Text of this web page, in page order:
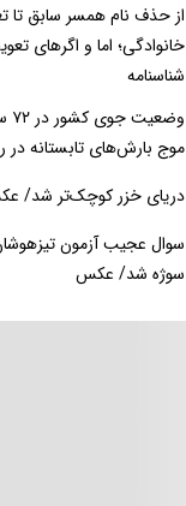
از حذف نام همسر سابق تا
خانوادگی؛ اما و اگرهای
شناسنامه
موج بارش‌های تابستانه در راه ۱۱
دریای خزر کوچک‌تر شد/
سوال عجیب آزمون
سوژه شد/ عکس